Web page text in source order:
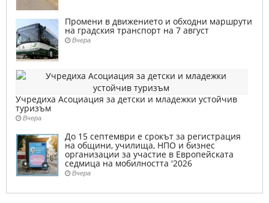
Промени в движението и обходни маршрути
на градския транспорт на 7 август
Вчера
Учредиха Асоциация за детски и младежки устойчив
туризъм
Вчера
До 15 септември е срокът за регистрация
на общини, училища, НПО и бизнес
организации за участие в Европейската
седмица на мобилността '2026
Вчера